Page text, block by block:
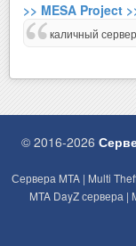
>> MESA Project
каличный
© 2016-2026
Сервера MTA | Multi
MTA DayZ сервера |